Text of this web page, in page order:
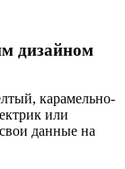
дизайном
карамельно-
или
данные на